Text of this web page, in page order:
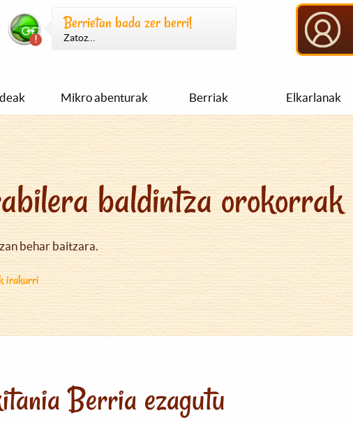
Berrietan bada zer berri!
Zatoz…
Mikro abenturak Berriak Elkarlanak
baldintza orokorrak
behar baitzara.
irakurri
Berria ezagutu